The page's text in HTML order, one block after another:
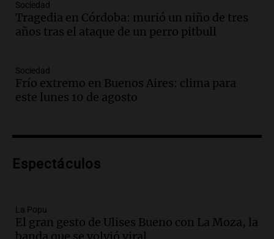
Audio.
argentino regresa al país tras conflicto
con Brasil
Audio.Bomberos asisten a senderista
con fractura de tobillo en refugio Doña
Rosa
Episodios
investigación internacional sobre asma
Episodios
Audio.Suspenden descuento en SUBE y
Sociedad
Tragedia en Córdoba: murió un niño de tres
años tras el ataque de un perro pitbull
Sociedad
Frío extremo en Buenos Aires: clima para
este lunes 10 de agosto
Espectáculos
La Popu
El gran gesto de Ulises Bueno con La Moza, la